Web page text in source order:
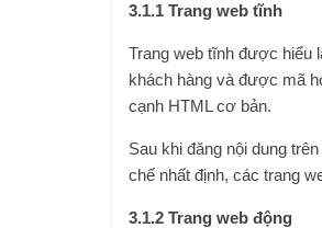
3.1.1 Trang web tĩnh
Trang web tĩnh được hiểu
khách hàng và được mã
cạnh HTML cơ bản.
Sau khi đăng nội dung
chế nhất định, các trang
3.1.2 Trang web động